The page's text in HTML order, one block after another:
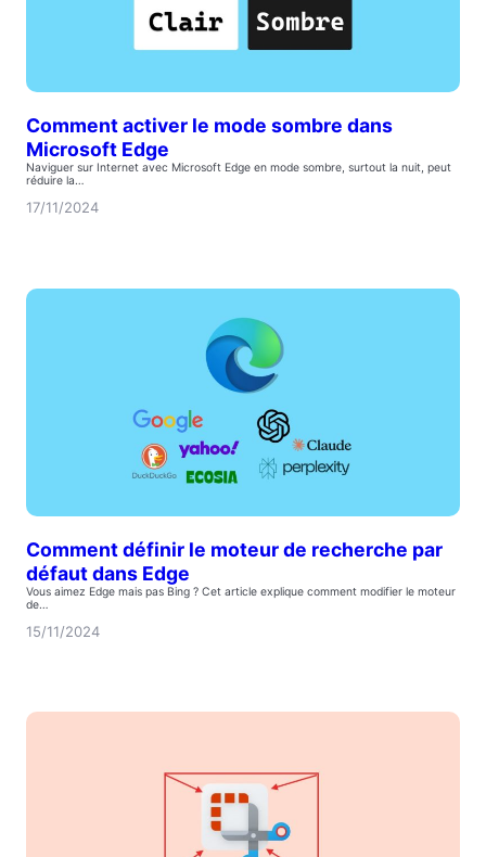
Comment activer le mode sombre dans
Microsoft Edge
Naviguer sur Internet avec Microsoft Edge en mode sombre, surtout la nuit, peut
réduire la…
17/11/2024
Comment définir le moteur de recherche par
défaut dans Edge
Vous aimez Edge mais pas Bing ? Cet article explique comment modifier le moteur
de…
15/11/2024